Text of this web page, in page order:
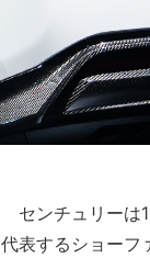
センチュリーは
代表するショーフ